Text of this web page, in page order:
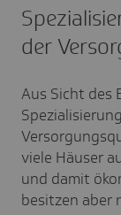
der
Aus Sicht des
viele Häuser
und damit
besitzen aber